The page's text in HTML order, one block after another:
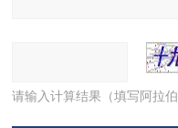
请输入计算结果（填写阿拉